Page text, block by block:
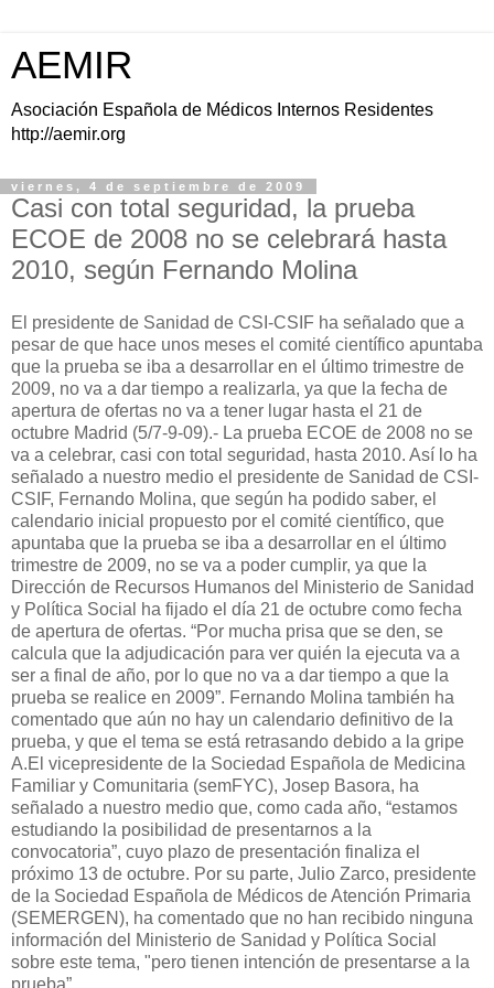
AEMIR
Asociación Española de Médicos Internos Residentes
http://aemir.org
viernes, 4 de septiembre de 2009
Casi con total seguridad, la prueba
ECOE de 2008 no se celebrará hasta
2010, según Fernando Molina
El presidente de Sanidad de CSI-CSIF ha señalado que a
pesar de que hace unos meses el comité científico apuntaba
que la prueba se iba a desarrollar en el último trimestre de
2009, no va a dar tiempo a realizarla, ya que la fecha de
apertura de ofertas no va a tener lugar hasta el 21 de
octubre Madrid (5/7-9-09).- La prueba ECOE de 2008 no se
va a celebrar, casi con total seguridad, hasta 2010. Así lo ha
señalado a nuestro medio el presidente de Sanidad de CSI-
CSIF, Fernando Molina, que según ha podido saber, el
calendario inicial propuesto por el comité científico, que
apuntaba que la prueba se iba a desarrollar en el último
trimestre de 2009, no se va a poder cumplir, ya que la
Dirección de Recursos Humanos del Ministerio de Sanidad
y Política Social ha fijado el día 21 de octubre como fecha
de apertura de ofertas. “Por mucha prisa que se den, se
calcula que la adjudicación para ver quién la ejecuta va a
ser a final de año, por lo que no va a dar tiempo a que la
prueba se realice en 2009”. Fernando Molina también ha
comentado que aún no hay un calendario definitivo de la
prueba, y que el tema se está retrasando debido a la gripe
A.El vicepresidente de la Sociedad Española de Medicina
Familiar y Comunitaria (semFYC), Josep Basora, ha
señalado a nuestro medio que, como cada año, “estamos
estudiando la posibilidad de presentarnos a la
convocatoria”, cuyo plazo de presentación finaliza el
próximo 13 de octubre. Por su parte, Julio Zarco, presidente
de la Sociedad Española de Médicos de Atención Primaria
(SEMERGEN), ha comentado que no han recibido ninguna
información del Ministerio de Sanidad y Política Social
sobre este tema, "pero tienen intención de presentarse a la
prueba”.